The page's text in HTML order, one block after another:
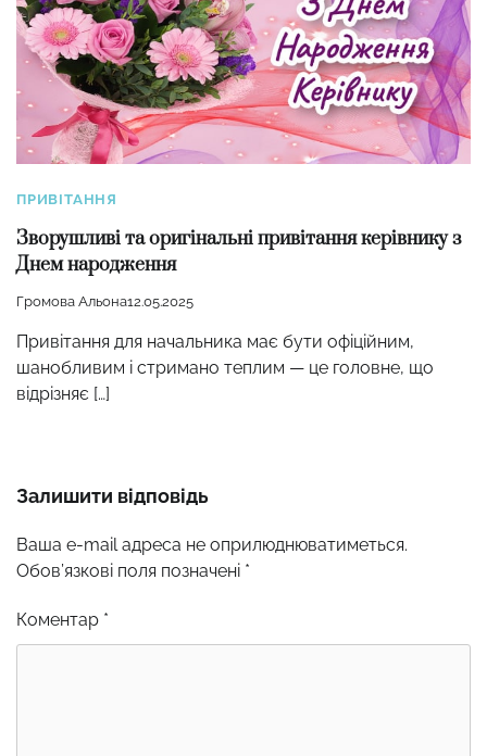
ПРИВІТАННЯ
Зворушливі та оригінальні привітання керівнику з
Днем народження
Громова Альона12.05.2025
Привітання для начальника має бути офіційним,
шанобливим і стримано теплим — це головне, що
відрізняє […]
Залишити відповідь
Ваша e-mail адреса не оприлюднюватиметься.
Обов’язкові поля позначені *
Коментар *